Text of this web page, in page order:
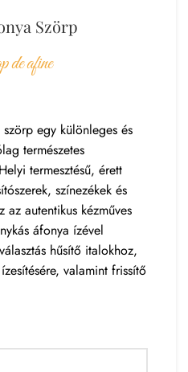
Szörp
afine
egy különleges és
természetes
termesztésű, érett
színezékek és
autentikus kézműves
áfonya ízével
hűsítő italokhoz,
valamint frissítő